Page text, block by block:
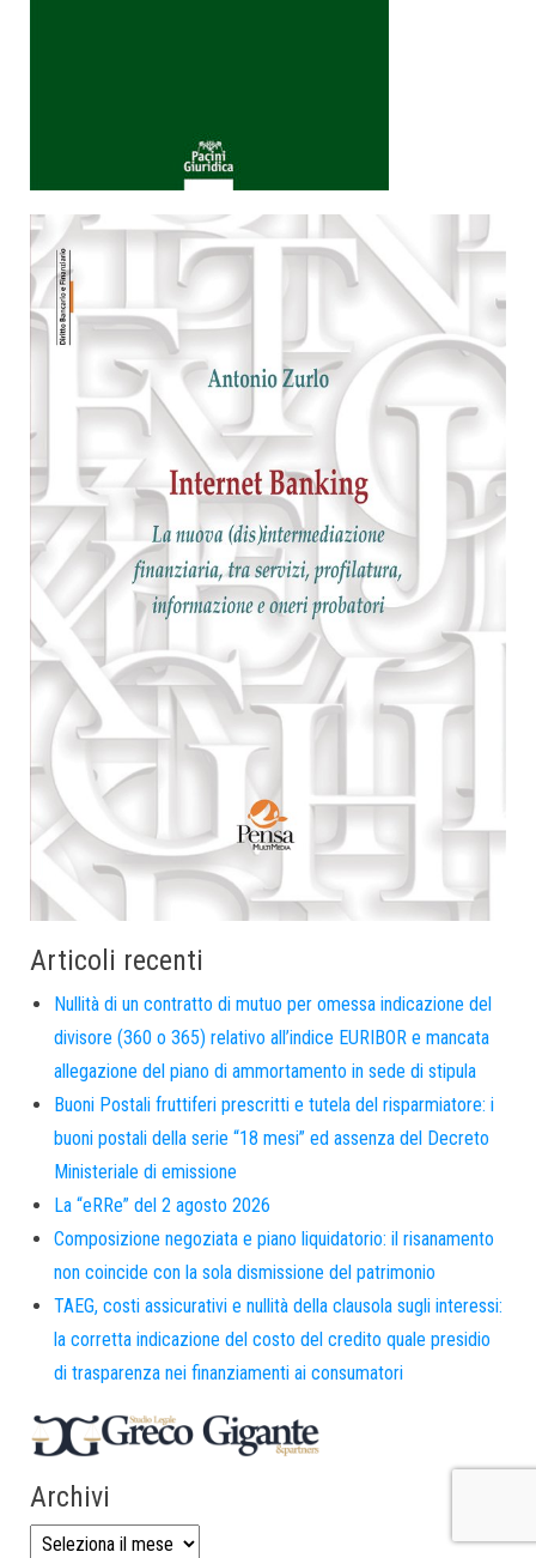
Articoli recenti
Nullità di un contratto di mutuo per omessa indicazione del
divisore (360 o 365) relativo all’indice EURIBOR e mancata
allegazione del piano di ammortamento in sede di stipula
Buoni Postali fruttiferi prescritti e tutela del risparmiatore: i
buoni postali della serie “18 mesi” ed assenza del Decreto
Ministeriale di emissione
La “eRRe” del 2 agosto 2026
Composizione negoziata e piano liquidatorio: il risanamento
non coincide con la sola dismissione del patrimonio
TAEG, costi assicurativi e nullità della clausola sugli interessi:
la corretta indicazione del costo del credito quale presidio
di trasparenza nei finanziamenti ai consumatori
Archivi